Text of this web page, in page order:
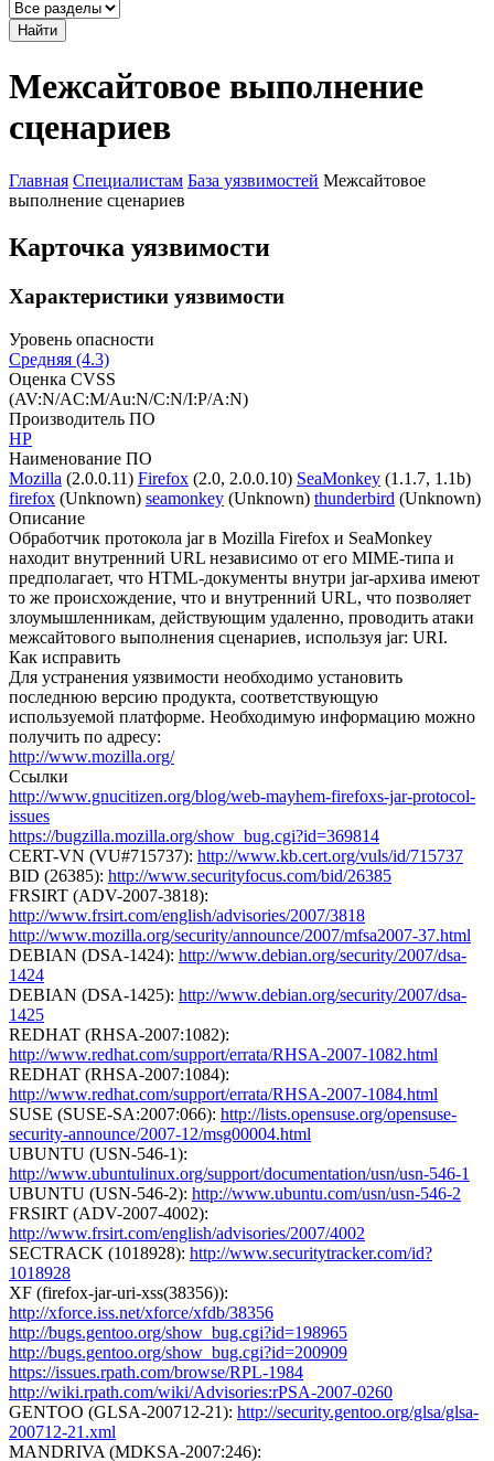
Найти
Межсайтовое выполнение
сценариев
Главная Специалистам База уязвимостей Межсайтовое
выполнение сценариев
Карточка уязвимости
Характеристики уязвимости
Уровень опасности
Средняя (4.3)
Оценка CVSS
(AV:N/AC:M/Au:N/C:N/I:P/A:N)
Производитель ПО
HP
Наименование ПО
Mozilla (2.0.0.11) Firefox (2.0, 2.0.0.10) SeaMonkey (1.1.7, 1.1b)
firefox (Unknown) seamonkey (Unknown) thunderbird (Unknown)
Описание
Обработчик протокола jar в Mozilla Firefox и SeaMonkey
находит внутренний URL независимо от его MIME-типа и
предполагает, что HTML-документы внутри jar-архива имеют
то же происхождение, что и внутренний URL, что позволяет
злоумышленникам, действующим удаленно, проводить атаки
межсайтового выполнения сценариев, используя jar: URI.
Как исправить
Для устранения уязвимости необходимо установить
последнюю версию продукта, соответствующую
используемой платформе. Необходимую информацию можно
получить по адресу:
http://www.mozilla.org/
Ссылки
http://www.gnucitizen.org/blog/web-mayhem-firefoxs-jar-protocol-
issues
https://bugzilla.mozilla.org/show_bug.cgi?id=369814
CERT-VN (VU#715737): http://www.kb.cert.org/vuls/id/715737
BID (26385): http://www.securityfocus.com/bid/26385
FRSIRT (ADV-2007-3818):
http://www.frsirt.com/english/advisories/2007/3818
http://www.mozilla.org/security/announce/2007/mfsa2007-37.html
DEBIAN (DSA-1424): http://www.debian.org/security/2007/dsa-
1424
DEBIAN (DSA-1425): http://www.debian.org/security/2007/dsa-
1425
REDHAT (RHSA-2007:1082):
http://www.redhat.com/support/errata/RHSA-2007-1082.html
REDHAT (RHSA-2007:1084):
http://www.redhat.com/support/errata/RHSA-2007-1084.html
SUSE (SUSE-SA:2007:066): http://lists.opensuse.org/opensuse-
security-announce/2007-12/msg00004.html
UBUNTU (USN-546-1):
http://www.ubuntulinux.org/support/documentation/usn/usn-546-1
UBUNTU (USN-546-2): http://www.ubuntu.com/usn/usn-546-2
FRSIRT (ADV-2007-4002):
http://www.frsirt.com/english/advisories/2007/4002
SECTRACK (1018928): http://www.securitytracker.com/id?
1018928
XF (firefox-jar-uri-xss(38356)):
http://xforce.iss.net/xforce/xfdb/38356
http://bugs.gentoo.org/show_bug.cgi?id=198965
http://bugs.gentoo.org/show_bug.cgi?id=200909
https://issues.rpath.com/browse/RPL-1984
http://wiki.rpath.com/wiki/Advisories:rPSA-2007-0260
GENTOO (GLSA-200712-21): http://security.gentoo.org/glsa/glsa-
200712-21.xml
MANDRIVA (MDKSA-2007:246):